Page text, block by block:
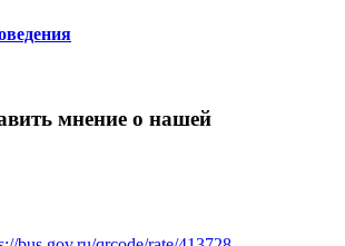
мнение о нашей